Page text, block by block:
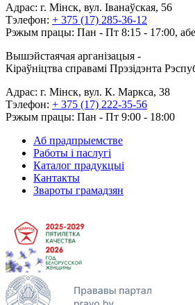
Адрас: г. Мінск, вул. Іванаўская, 56
Тэлефон: + 375 (17) 285-36-12
Рэжым працы: Пан - Пт 8:15 - 17:00,
Вышэйстаячая арганізацыя -
Кіраўніцтва справамі Прэзідэнта
Адрас: г. Мінск, вул. К. Маркса, 38
Тэлефон: + 375 (17) 222-35-56
Рэжым працы: Пан - Пт 9:00 - 18:00
Аб прадпрыемстве
Работы і паслугі
Каталог прадукцыі
Кантакты
Звароты грамадзян